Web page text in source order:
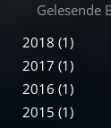
Gelesende
2018 (1)
2017 (1)
2016 (1)
2015 (1)